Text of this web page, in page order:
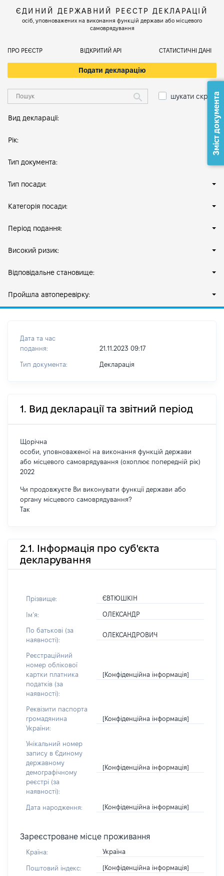
ЄДИНИЙ ДЕРЖАВНИЙ РЕЄСТР ДЕКЛАРАЦІЙ
осіб, уповноважених на виконання функцій держави або місцевого
самоврядування
ПРО РЕЄСТР ВІДКРИТИЙ АРІ СТАТИСТИЧНІ ДАНІ
Подати декларацію
шукати скрізь
Вид декларації:
Рік:
Тип документа:
Тип посади:
Категорія посади:
Період подання:
Високий ризик:
Відповідальне становище:
Пройшла автоперевірку:
Дата та час
подання:
21.11.2023 09:17
Тип документа: Декларація
1. Вид декларації та звітний період
Щорічна
особи, уповноваженої на виконання функцій держави
або місцевого самоврядування (охоплює попередній рік)
2022
Чи продовжуєте Ви виконувати функції держави або
органу місцевого самоврядування?
Так
2.1. Інформація про суб'єкта
декларування
Прізвище: ЄВТЮШКІН
Імʼя: ОЛЕКСАНДР
По батькові (за
наявності):
ОЛЕКСАНДРОВИЧ
Реєстраційний
номер облікової
картки платника
податків (за
наявності):
[Конфіденційна інформація]
Реквізити паспорта
громадянина
України:
[Конфіденційна інформація]
Унікальний номер
запису в Єдиному
державному
демографічному
реєстрі (за
наявності):
[Конфіденційна інформація]
Дата народження: [Конфіденційна інформація]
Зареєстроване місце проживання
Країна: Україна
Поштовий індекс: [Конфіденційна інформація]
Зміст документа